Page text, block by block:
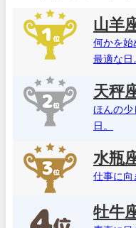
山羊
何かを始
最適な日
天秤
ほんの少
日。
水瓶
仕事に向
牡牛